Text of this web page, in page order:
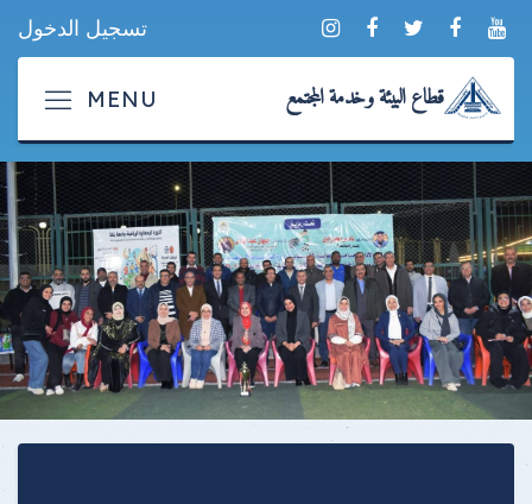
تسجيل الدخول
قطاع البيئة وخدمة المجتمع